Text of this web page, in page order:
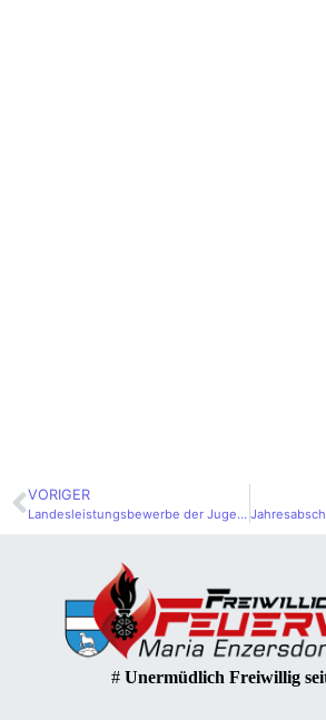
VORIGER
Landesleistungsbewerbe der Jugend
# Unermüdlich Freiwillig